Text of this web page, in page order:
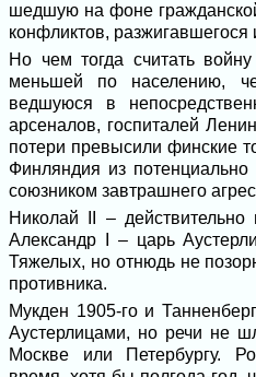
шедшую на фоне
конфликтов, разжигавшегося
Но чем тогда считать
меньшей по населению,
ведшуюся в
арсеналов, госпиталей
потери превысили финские
Финляндия из потенциально
союзником завтрашнего
Николай II –
Александр I – царь
Тяжелых, но отнюдь не
противника.
Мукден 1905-го и
Аустерлицами, но речи не
Москве или Петербургу.